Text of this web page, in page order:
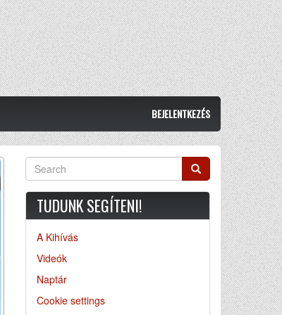
BEJELENTKEZÉS
Search Search
TUDUNK SEGÍTENI!
A Kihívás
Videók
Naptár
Cookie settings